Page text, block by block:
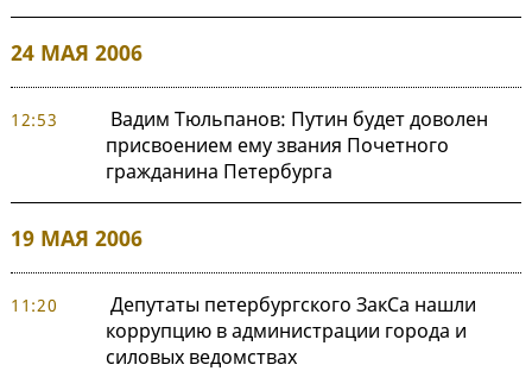
24 МАЯ 2006
12:53
Вадим Тюльпанов: Путин будет доволен
присвоением ему звания Почетного
гражданина Петербурга
19 МАЯ 2006
11:20
Депутаты петербургского ЗакСа нашли
коррупцию в администрации города и
силовых ведомствах